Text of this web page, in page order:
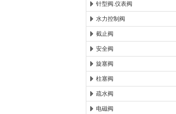
针型阀.仪表阀
水力控制阀
截止阀
安全阀
旋塞阀
柱塞阀
疏水阀
电磁阀